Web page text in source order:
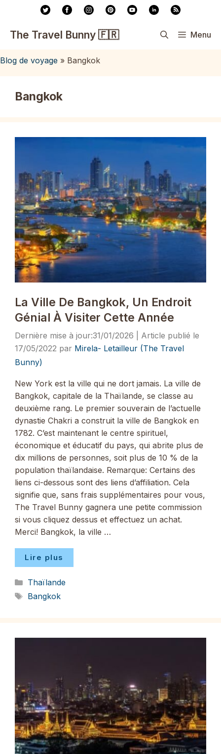
contenu
The Travel Bunny 🇫🇷 Menu
Blog de voyage » Bangkok
Bangkok
La Ville De Bangkok, Un Endroit
Génial À Visiter Cette Année
31/01/2026
17/05/2022 par Mirela- Letailleur (The Travel
Bunny)
New York est la ville qui ne dort jamais. La ville de
Bangkok, capitale de la Thaïlande, se classe au
deuxième rang. Le premier souverain de l’actuelle
dynastie Chakri a construit la ville de Bangkok en
1782. C’est maintenant le centre spirituel,
économique et éducatif du pays, qui abrite plus de
dix millions de personnes, soit plus de 10 % de la
population thaïlandaise. Remarque: Certains des
liens ci-dessous sont des liens d’affiliation. Cela
signifie que, sans frais supplémentaires pour vous,
The Travel Bunny gagnera une petite commission
si vous cliquez dessus et effectuez un achat.
Merci! Bangkok, la ville …
Lire plus
Catégories
Thaïlande
Étiquettes
Bangkok